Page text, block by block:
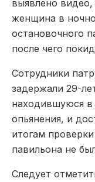
выявлено видео,
женщина в
остановочного
после чего
Сотрудники
задержали 29-
находившуюся в
опьянения, и
итогам
павильона не
Следует